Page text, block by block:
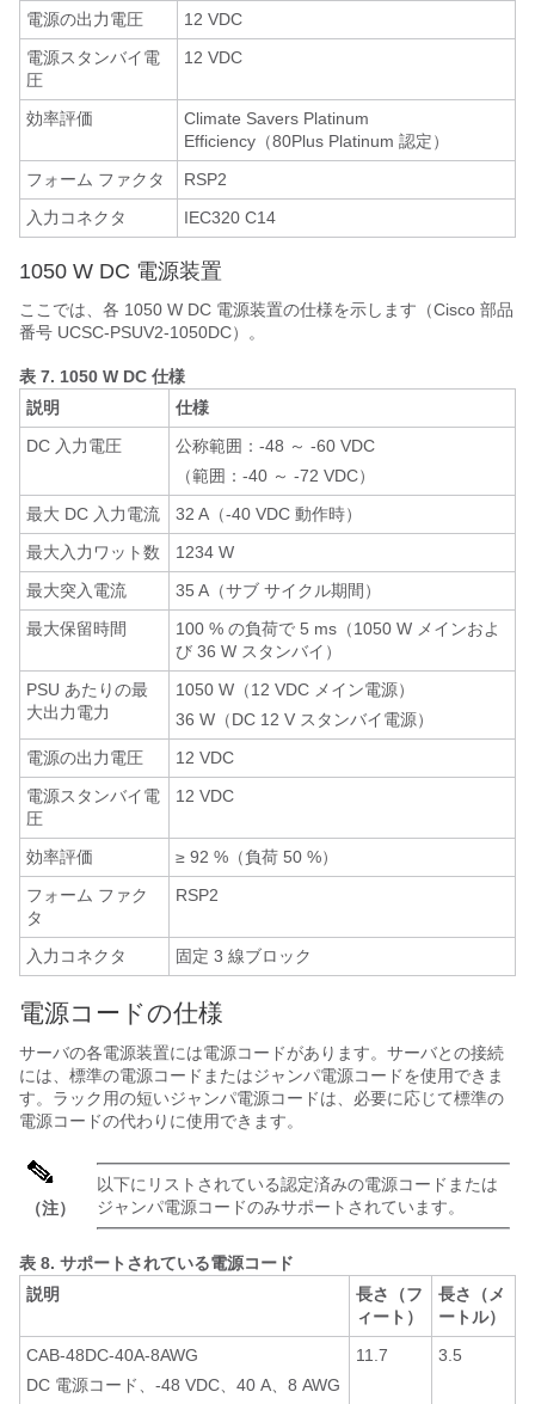
電源の出力電圧
12 VDC
電源スタンバイ電
圧
12 VDC
効率評価
Climate Savers Platinum
Efficiency（80Plus Platinum 認定）
フォーム ファクタ
RSP2
入力コネクタ
IEC320 C14
1050 W DC 電源装置
ここでは、各 1050 W DC 電源装置の仕様を示します（Cisco 部品
番号 UCSC-PSUV2-1050DC）。
表 7. 1050 W DC 仕様
説明
仕様
DC 入力電圧
公称範囲：-48 ～ -60 VDC
（範囲：-40 ～ -72 VDC）
最大 DC 入力電流
32 A（-40 VDC 動作時）
最大入力ワット数
1234 W
最大突入電流
35 A（サブ サイクル期間）
最大保留時間
100 % の負荷で 5 ms（1050 W メインおよ
び 36 W スタンバイ）
PSU あたりの最
大出力電力
1050 W（12 VDC メイン電源）
36 W（DC 12 V スタンバイ電源）
電源の出力電圧
12 VDC
電源スタンバイ電
圧
12 VDC
効率評価
≥ 92 %（負荷 50 %）
フォーム ファク
タ
RSP2
入力コネクタ 固定 3 線ブロック
電源コードの仕様
サーバの各電源装置には電源コードがあります。サーバとの接続
には、標準の電源コードまたはジャンパ電源コードを使用できま
す。ラック用の短いジャンパ電源コードは、必要に応じて標準の
電源コードの代わりに使用できます。
（注）
以下にリストされている認定済みの電源コードまたは
ジャンパ電源コードのみサポートされています。
表 8. サポートされている電源コード
説明
長さ（フ
ィート）
長さ（メ
ートル）
CAB-48DC-40A-8AWG
DC 電源コード、-48 VDC、40 A、8 AWG
11.7 3.5